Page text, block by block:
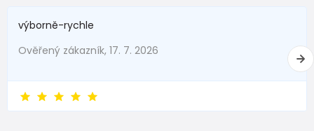
Velikost
26
stélky v
mm
170 176 183 189 195 201 207 213
výborně-rychle
Ověřený zákazník, 17. 7. 2026